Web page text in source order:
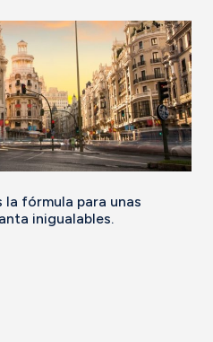
la fórmula para unas
inigualables.